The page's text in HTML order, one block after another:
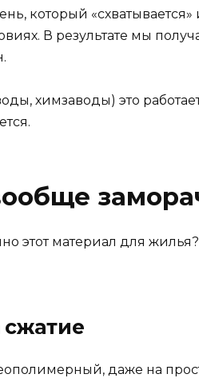
который
В результате мы
химзаводы) это
этот материал для
сжатие
даже на